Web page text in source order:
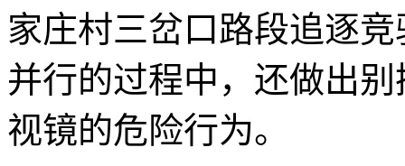
家庄村三岔口路段追逐
并行的过程中，还做出
视镜的危险行为。